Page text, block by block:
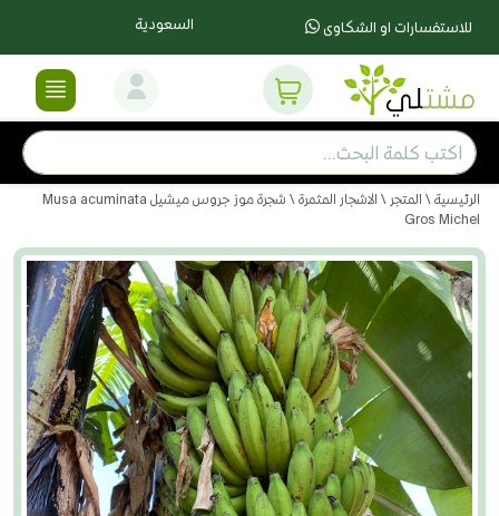
للاستفسارات او الشكاوى السعودية
الرئيسية \ المتجر \ الاشجار المثمرة
\ شجرة موز جروس ميشيل Musa acuminata
Gros Michel